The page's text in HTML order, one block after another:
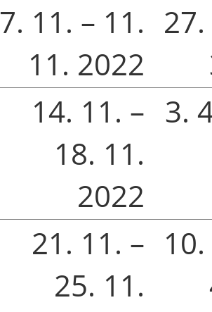
7. 11. – 11.
11. 2022
14. 11. –
18. 11.
2022
3.
21. 11. –
25. 11.